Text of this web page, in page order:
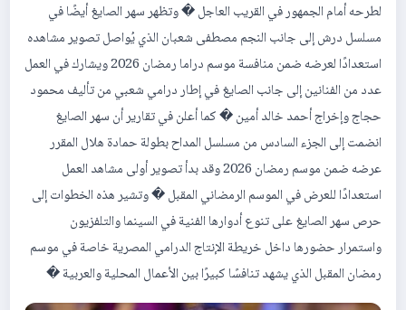
لطرحه أمام الجمهور في القريب العاجل � وتظهر سهر الصايغ أيضًا في
مسلسل درش إلى جانب النجم مصطفى شعبان الذي يُواصل تصوير مشاهده
استعدادًا لعرضه ضمن منافسة موسم دراما رمضان 2026 ويشارك في العمل
عدد من الفنانين إلى جانب الصايغ في إطار درامي شعبي من تأليف محمود
حجاج وإخراج أحمد خالد أمين � كما أعلن في تقارير أن سهر الصايغ
انضمت إلى الجزء السادس من مسلسل المداح بطولة حمادة هلال المقرر
عرضه ضمن موسم رمضان 2026 وقد بدأ تصوير أولى مشاهد العمل
استعدادًا للعرض في الموسم الرمضاني المقبل � وتشير هذه الخطوات إلى
حرص سهر الصايغ على تنوع أدوارها الفنية في السينما والتلفزيون
واستمرار حضورها داخل خريطة الإنتاج الدرامي المصرية خاصة في موسم
رمضان المقبل الذي يشهد تنافسًا كبيرًا بين الأعمال المحلية والعربية �